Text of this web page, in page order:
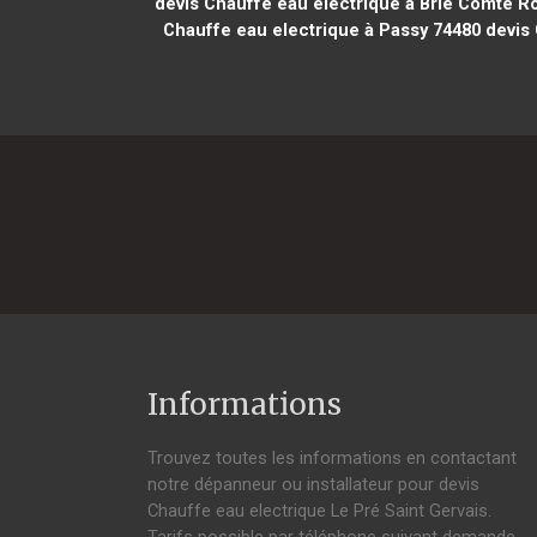
Chauffe eau electrique à Passy 74480 devis
Informations
Trouvez toutes les informations en contactant
notre dépanneur ou installateur pour devis
Chauffe eau electrique Le Pré Saint Gervais.